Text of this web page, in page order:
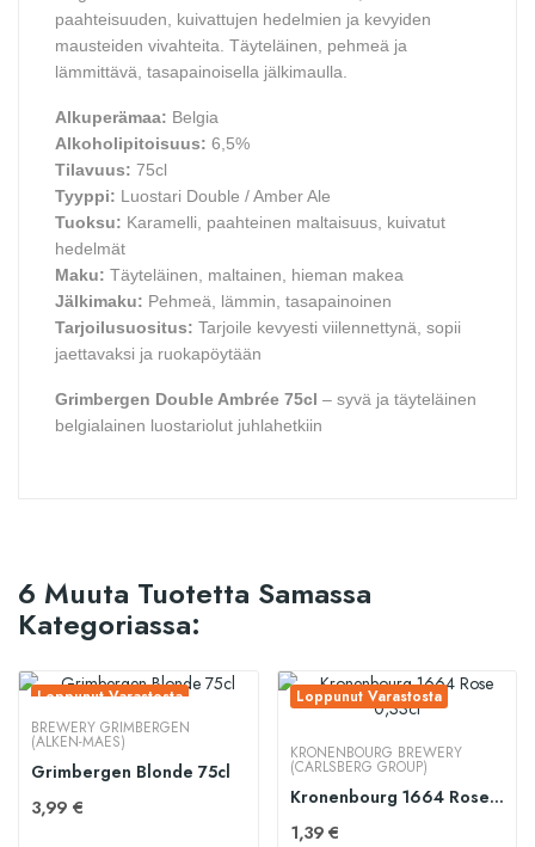
paahteisuuden, kuivattujen hedelmien ja kevyiden
mausteiden vivahteita. Täyteläinen, pehmeä ja
lämmittävä, tasapainoisella jälkimaulla.
Alkuperämaa: Belgia
Alkoholipitoisuus: 6,5%
Tilavuus: 75cl
Tyyppi: Luostari Double / Amber Ale
Tuoksu: Karamelli, paahteinen maltaisuus, kuivatut
hedelmät
Maku: Täyteläinen, maltainen, hieman makea
Jälkimaku: Pehmeä, lämmin, tasapainoinen
Tarjoilusuositus: Tarjoile kevyesti viilennettynä, sopii
jaettavaksi ja ruokapöytään
Grimbergen Double Ambrée 75cl – syvä ja täyteläinen
belgialainen luostariolut juhlahetkiin
6 Muuta Tuotetta Samassa
Kategoriassa:
Loppunut Varastosta
BREWERY GRIMBERGEN
(ALKEN-MAES)
Grimbergen Blonde 75cl
3,99 €
Loppunut Varastosta
KRONENBOURG BREWERY
(CARLSBERG GROUP)
Kronenbourg 1664 Rose 0,33cl
1,39 €